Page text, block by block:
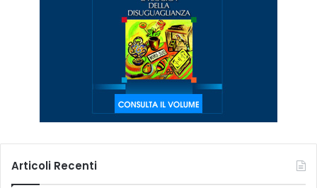
Articoli Recenti